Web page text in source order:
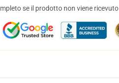
se il prodotto non viene ricevuto